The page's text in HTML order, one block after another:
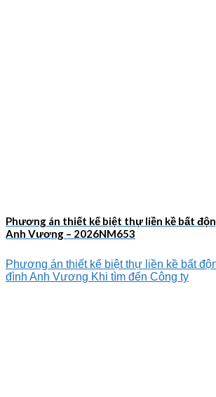
Phương án thiết kế biệt thự liền kề bất
Anh Vương – 2026NM653
Phương án thiết kế biệt thự liền kề bất
đình Anh Vương Khi tìm đến Công ty